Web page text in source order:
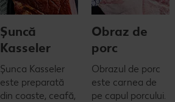
Șuncă
Kasseler
Șunca Kasseler
este preparată
din coaste, ceafă,
Obraz de
porc
Obrazul de porc
este carnea de
pe capul porcului.